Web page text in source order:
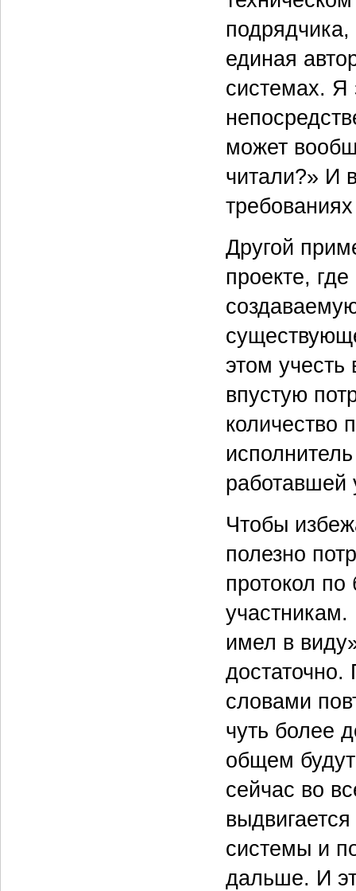
единая
системах. Я
может
читали?» И
Другой
проекте,
этом
впустую
количество
работавшей
Чтобы
полезно
протокол по
участникам.
имел в
достаточно.
словами
чуть более
общем
сейчас во
системы и
дальше. И